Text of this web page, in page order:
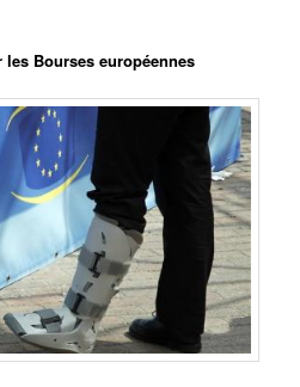
Bourses européennes